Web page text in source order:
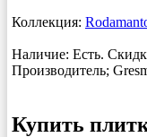
Коллекция:
Наличие: Есть.
Производитель;
Купить